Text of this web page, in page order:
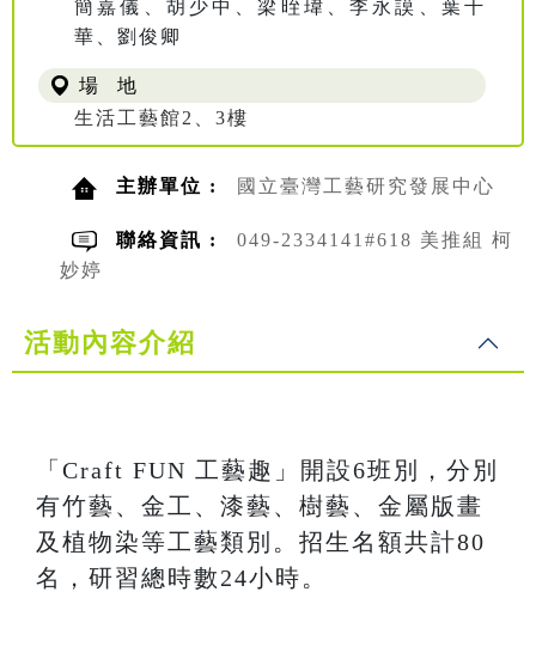
簡嘉儀、胡少中、梁晊瑋、李永謨、葉千
華、劉俊卿
場 地
生活工藝館2、3樓
主辦單位 : 國立臺灣工藝研究發展中心
聯絡資訊 :
049-2334141#618 美推組 柯
妙婷
活動內容介紹
「Craft FUN 工藝趣」開設6班別，分別
有竹藝、金工、漆藝、樹藝、金屬版畫
及植物染等工藝類別。招生名額共計80
名，研習總時數24小時。